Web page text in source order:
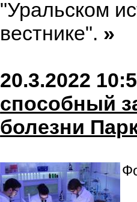
"Уральском
вестнике". »
20.3.2022
способный
болезни